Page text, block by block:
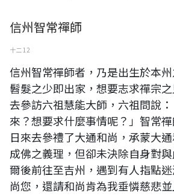
信州智常禪師
十二 12
信州智常禪師者，乃是出生於本
髫髮之少即出家，想要志求禪宗之
去參訪六祖慧能大師，六祖問說
來？想要求什麼事情呢？」智常
日來去參禮了大通和尚，承蒙大
成佛之義理，但卻未決除自身對
爾後前往至吉州，遇到有人指點
尚您，還請和尚肯為我垂憐慈悲並